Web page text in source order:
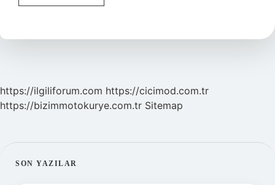
Uygulaması
https://ilgiliforum.com https://cicimod.com.tr
https://bizimmotokurye.com.tr Sitemap
SIDEBAR
SON YAZILAR